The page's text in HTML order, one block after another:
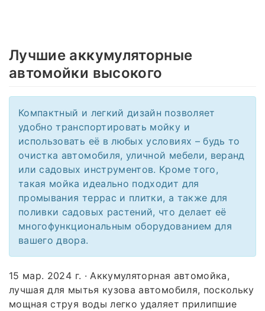
Лучшие аккумуляторные
автомойки высокого
Компактный и легкий дизайн позволяет
удобно транспортировать мойку и
использовать её в любых условиях – будь то
очистка автомобиля, уличной мебели, веранд
или садовых инструментов. Кроме того,
такая мойка идеально подходит для
промывания террас и плитки, а также для
поливки садовых растений, что делает её
многофункциональным оборудованием для
вашего двора.
15 мар. 2024 г. · Аккумуляторная автомойка,
лучшая для мытья кузова автомобиля, поскольку
мощная струя воды легко удаляет прилипшие